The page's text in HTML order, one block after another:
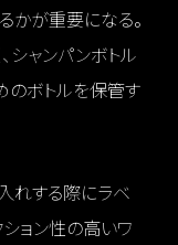
かが重要になる。
シャンパンボトル
のボトルを保管す
れする際にラベ
ョン性の高いワ